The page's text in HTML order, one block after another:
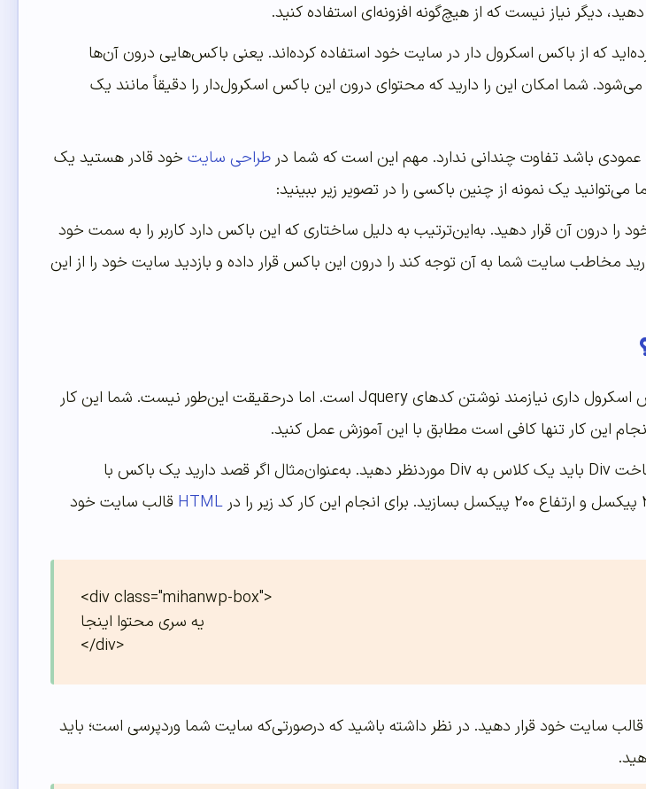
که از باکس اسکرول دار در سایت خود استفاده کرده‌اند. یعنی باکس‌هایی درون آن‌ها
شما امکان این را دارید که محتوای درون این باکس اسکرول‌دار را دقیقاً مانند یک
عمودی باشد تفاوت چندانی ندارد. مهم این است که شما در طراحی سایت خود قادر هستید یک
یک نمونه از چنین باکسی را در تصویر زیر ببینید:
درون آن قرار دهید. به‌این‌ترتیب به دلیل ساختاری که این باکس دارد کاربر را به سمت خود
مخاطب سایت شما به آن توجه کند را درون این باکس قرار داده و بازدید سایت خود را از این
حتماً شما هم فکر می‌کنید که ساخت چنین باکس اسکرول داری نیازمند نوشتن کدهای Jquery است. اما درحقیقت این‌طور نیست. شما این کار
در قدم اول Div موردنظر خود را بسازید. بعد از ساخت Div باید یک کلاس به Div موردنظر دهید. به‌عنوان‌مثال اگر قصد دارید یک باکس با
HTML قالب سایت خود
<div class="mihanwp-box">
یه سری محتوا اینجا
</div>
در مرحله بعد کد CSS زیر را نیز داخل فایل CSS قالب سایت خود قرار دهید. در نظر داشته باشید که درصورتی‌که سایت شما وردپرسی است؛ باید